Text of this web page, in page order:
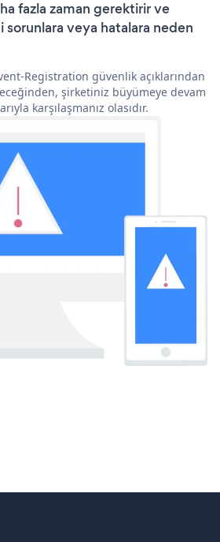
fazla zaman gerektirir ve
sorunlara veya hatalara neden
Registration güvenlik açıklarından
şirketiniz büyümeye devam
karşılaşmanız olasıdır.